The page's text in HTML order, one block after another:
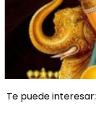
Te puede interesar: